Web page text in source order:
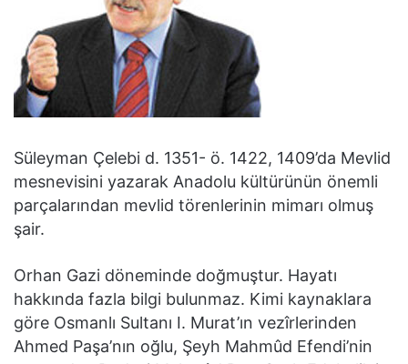
Süleyman Çelebi d. 1351- ö. 1422, 1409’da Mevlid
mesnevisini yazarak Anadolu kültürünün önemli
parçalarından mevlid törenlerinin mimarı olmuş
şair.
Orhan Gazi döneminde doğmuştur. Hayatı
hakkında fazla bilgi bulunmaz. Kimi kaynaklara
göre Osmanlı Sultanı I. Murat’ın vezîrlerinden
Ahmed Paşa’nın oğlu, Şeyh Mahmûd Efendi’nin